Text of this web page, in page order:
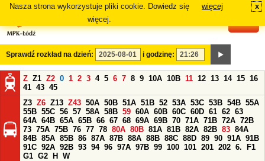
Nasza strona wykorzystuje pliki cookie. Dowiedz się
więcej.
więcej x
Sprawdź rozkład na dzień: i godzinę:
Z Z1 Z2 0 1 2 3 4 5 6 7 8 9 10A 10B 11 12 13 14 15 16
41 43 45
Z3 Z6 Z13 Z43 50A 50B 51A 51B 52 53A 53C 53B 54B 55A
55B 55C 56 57 58A 58B 59 60A 60B 60C 60D 61 62 63
64A 64B 65A 65B 66 67 68 69A 69B 70 71A 71B 72A 72B
73 75A 75B 76 77 78 80A 80B 81A 81B 82A 82B 83 84A
84B 85A 85B 86 87A 87B 88A 88B 88C 88D 89 90 91A 91B
91C 92A 92B 93 94 96 97A 97B 99 100 101 201 202 6.
F1
G1 G2 H
W